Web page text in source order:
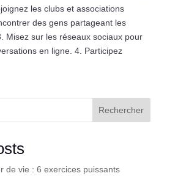
les clubs et associations
des gens partageant les
Misez sur les réseaux sociaux pour
en ligne. 4. Participez
Rechercher
de vie : 6 exercices puissants